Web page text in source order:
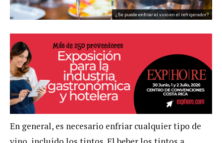
¿Se puede enfriar el vino en el refrigerador?
En general, es necesario enfriar cualquier tipo de